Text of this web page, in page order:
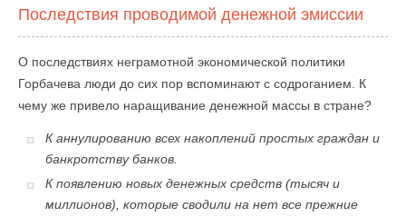
Последствия проводимой денежной эмиссии
О последствиях неграмотной экономической политики
Горбачева люди до сих пор вспоминают с содроганием. К
чему же привело наращивание денежной массы в стране?
К аннулированию всех накоплений простых граждан и
банкротству банков.
К появлению новых денежных средств (тысяч и
миллионов), которые сводили на нет все прежние